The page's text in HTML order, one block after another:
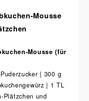
Mousse
Mousse (für
| 300 g
| 1 TL
Plätzchen und